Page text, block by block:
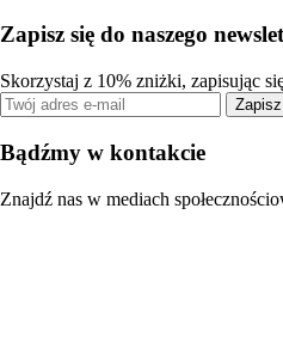
Zapisz się do naszego
Skorzystaj z 10% zniżki, zapisując
Bądźmy w kontakcie
Znajdź nas w mediach